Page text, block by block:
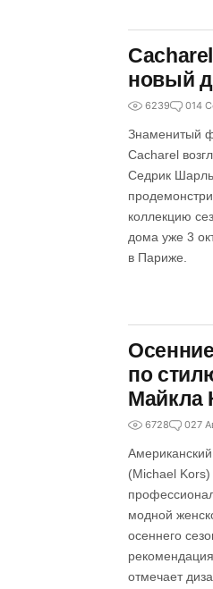
новый
6239 014
Знаменитый
Cacharel
Седрик
коллекцию
дома уже 3
в Париже.
по
Майкла
6728 027
(Michael
модной
осеннего
отмечает